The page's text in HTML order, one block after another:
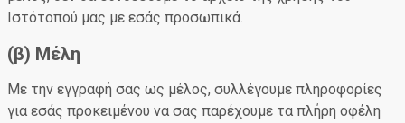
Ιστότοπού μας με εσάς προσωπικά.
(β) Μέλη
Με την εγγραφή σας ως μέλος, συλλέγουμε πληροφορίες
για εσάς προκειμένου να σας παρέχουμε τα πλήρη οφέλη